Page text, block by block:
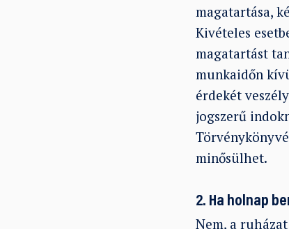
magatartása,
Kivételes
magatartást
munkaidőn
érdekét
jogszerű
minősülhet.
2. Ha holnap
Nem, a